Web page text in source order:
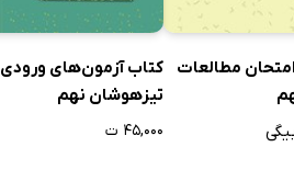
مطالعات
کتاب آزمون‌های ورودی
تیزهوشان نهم
۴۵,۰۰۰ ت